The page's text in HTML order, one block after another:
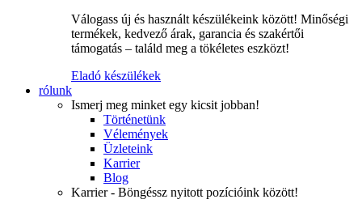
Válogass új és használt készülékeink között! Minőségi
termékek, kedvező árak, garancia és szakértői
támogatás – találd meg a tökéletes eszközt!
Eladó készülékek
rólunk
Ismerj meg minket egy kicsit jobban!
Történetünk
Vélemények
Üzleteink
Karrier
Blog
Karrier - Böngéssz nyitott pozícióink között!